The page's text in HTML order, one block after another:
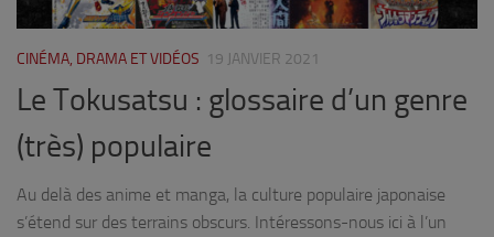
CINÉMA, DRAMA ET VIDÉOS 19 JANVIER 2021
Le Tokusatsu : glossaire d’un genre
(très) populaire
Au delà des anime et manga, la culture populaire japonaise
s’étend sur des terrains obscurs. Intéressons-nous ici à l’un